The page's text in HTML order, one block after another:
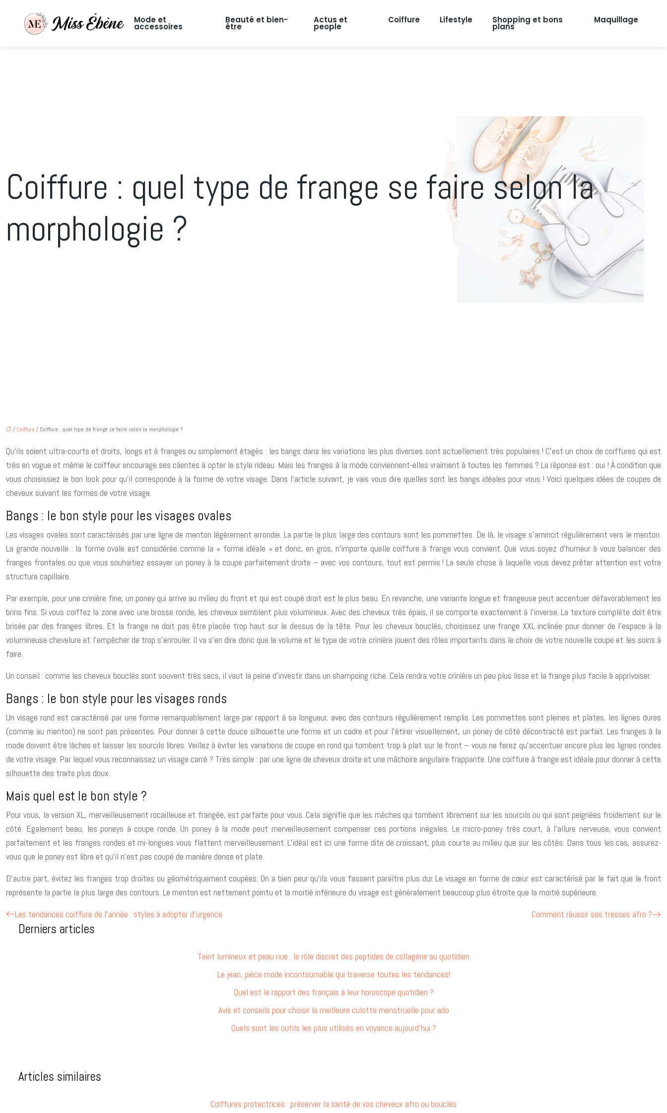
Mode et
accessoires
Beauté et bien-
être
Actus et
people
Coiffure Lifestyle Shopping et bons
plans
Maquillage
Coiffure : quel type de frange se faire selon la
morphologie ?
/ Coiffure / Coiffure : quel type de frange se faire selon la morphologie ?
Qu’ils soient ultra-courts et droits, longs et à franges ou simplement étagés : les bangs dans les variations les plus diverses sont actuellement très populaires ! C’est un choix de coiffures qui est
très en vogue et même le coiffeur encourage ses clientes à opter le style rideau. Mais les franges à la mode conviennent-elles vraiment à toutes les femmes ? La réponse est : oui ! À condition que
vous choisissiez le bon look pour qu’il corresponde à la forme de votre visage. Dans l’article suivant, je vais vous dire quelles sont les bangs idéales pour vous ! Voici quelques idées de coupes de
cheveux suivant les formes de votre visage.
Bangs : le bon style pour les visages ovales
Les visages ovales sont caractérisés par une ligne de menton légèrement arrondie. La partie la plus large des contours sont les pommettes. De là, le visage s’amincit régulièrement vers le menton.
La grande nouvelle : la forme ovale est considérée comme la « forme idéale » et donc, en gros, n’importe quelle coiffure à frange vous convient. Que vous soyez d’humeur à vous balancer des
franges frontales ou que vous souhaitiez essayer un poney à la coupe parfaitement droite – avec vos contours, tout est permis ! La seule chose à laquelle vous devez prêter attention est votre
structure capillaire.
Par exemple, pour une crinière fine, un poney qui arrive au milieu du front et qui est coupé droit est le plus beau. En revanche, une variante longue et frangeuse peut accentuer défavorablement les
brins fins. Si vous coiffez la zone avec une brosse ronde, les cheveux semblent plus volumineux. Avec des cheveux très épais, il se comporte exactement à l’inverse. La texture complète doit être
brisée par des franges libres. Et la frange ne doit pas être placée trop haut sur le dessus de la tête. Pour les cheveux bouclés, choisissez une frange XXL inclinée pour donner de l’espace à la
volumineuse chevelure et l’empêcher de trop s’enrouler. Il va s’en dire donc que le volume et le type de votre crinière jouent des rôles importants dans le choix de votre nouvelle coupe et les soins à
faire.
Un conseil : comme les cheveux bouclés sont souvent très secs, il vaut la peine d’investir dans un shampoing riche. Cela rendra votre crinière un peu plus lisse et la frange plus facile à apprivoiser.
Bangs : le bon style pour les visages ronds
Un visage rond est caractérisé par une forme remarquablement large par rapport à sa longueur, avec des contours régulièrement remplis. Les pommettes sont pleines et plates, les lignes dures
(comme au menton) ne sont pas présentes. Pour donner à cette douce silhouette une forme et un cadre et pour l’étirer visuellement, un poney de côté décontracté est parfait. Les franges à la
mode doivent être lâches et laisser les sourcils libres. Veillez à éviter les variations de coupe en rond qui tombent trop à plat sur le front – vous ne ferez qu’accentuer encore plus les lignes rondes
de votre visage. Par lequel vous reconnaissez un visage carré ? Très simple : par une ligne de cheveux droite et une mâchoire angulaire frappante. Une coiffure à frange est idéale pour donner à cette
silhouette des traits plus doux.
Mais quel est le bon style ?
Pour vous, la version XL, merveilleusement rocailleuse et frangée, est parfaite pour vous. Cela signifie que les mèches qui tombent librement sur les sourcils ou qui sont peignées froidement sur le
côté. Egalement beau, les poneys à coupe ronde. Un poney à la mode peut merveilleusement compenser ces portions inégales. Le micro-poney très court, à l’allure nerveuse, vous convient
parfaitement et les franges rondes et mi-longues vous flattent merveilleusement. L’idéal est ici une forme dite de croissant, plus courte au milieu que sur les côtés. Dans tous les cas, assurez-
vous que le poney est libre et qu’il n’est pas coupé de manière dense et plate.
D’autre part, évitez les franges trop droites ou géométriquement coupées. On a bien peur qu’ils vous fassent paraître plus dur. Le visage en forme de cœur est caractérisé par le fait que le front
représente la partie la plus large des contours. Le menton est nettement pointu et la moitié inférieure du visage est généralement beaucoup plus étroite que la moitié supérieure.
Les tendances coiffure de l’année : styles à adopter d’urgence
Comment réussir ses tresses afro ?
Derniers articles
Teint lumineux et peau nue : le rôle discret des peptides de collagène au quotidien
Le jean, pièce mode incontournable qui traverse toutes les tendances!
Quel est le rapport des français à leur horoscope quotidien ?
Avis et conseils pour choisir la meilleure culotte menstruelle pour ado
Quels sont les outils les plus utilisés en voyance aujourd’hui ?
Articles similaires
Coiffures protectrices : préserver la santé de vos cheveux afro ou bouclés